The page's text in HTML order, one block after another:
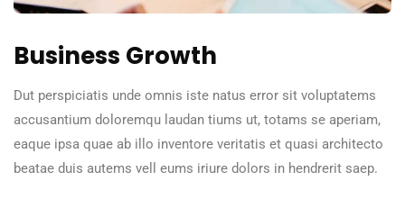
Business Growth
Dut perspiciatis unde omnis iste natus error sit voluptatems
accusantium doloremqu laudan tiums ut, totams se aperiam,
eaque ipsa quae ab illo inventore veritatis et quasi architecto
beatae duis autems vell eums iriure dolors in hendrerit saep.